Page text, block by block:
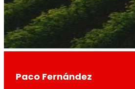
Paco Fernández